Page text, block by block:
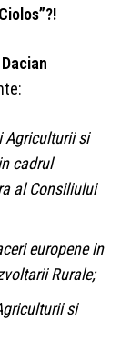
Dacian
Agriculturii si
cadrul
al Consiliului
europene in
Rurale;
si